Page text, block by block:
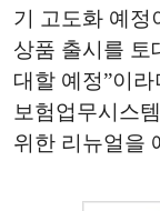
기 고도화 예정
상품 출시를 토
대할 예정”이
보험업무시스
위한 리뉴얼을